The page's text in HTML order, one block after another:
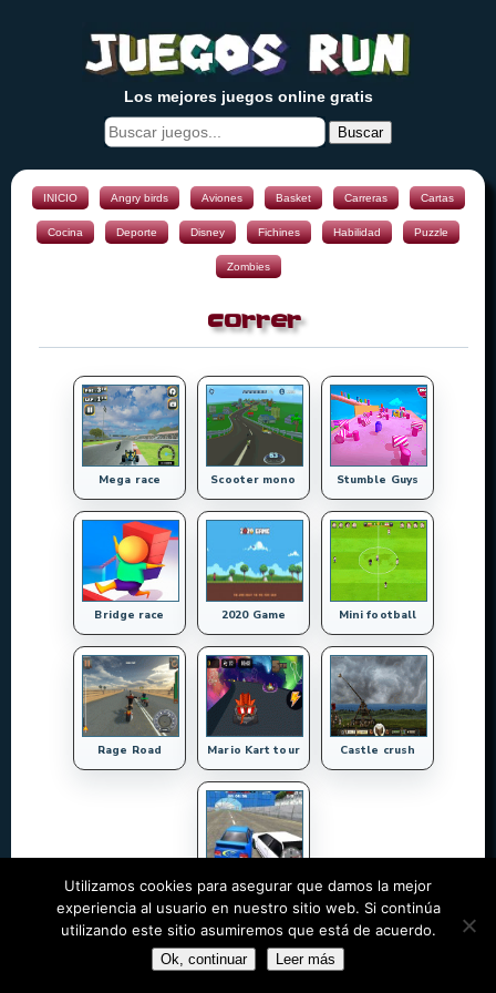
Los mejores juegos online gratis
Buscar
INICIO Angry birds Aviones Basket Carreras Cartas
Cocina Deporte Disney Fichines Habilidad Puzzle
Zombies
correr
Mega race Scooter mono Stumble Guys
Bridge race 2020 Game Mini football
Rage Road Mario Kart tour Castle crush
Asphalt Street ...
Juegos Run| Designed by WordPress Themes Book
Utilizamos cookies para asegurar que damos la mejor
experiencia al usuario en nuestro sitio web. Si continúa
utilizando este sitio asumiremos que está de acuerdo.
Ok, continuar Leer más